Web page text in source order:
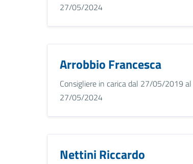
27/05/2024
Arrobbio Francesca
Consigliere in carica dal 27/05/2019 al
27/05/2024
Nettini Riccardo